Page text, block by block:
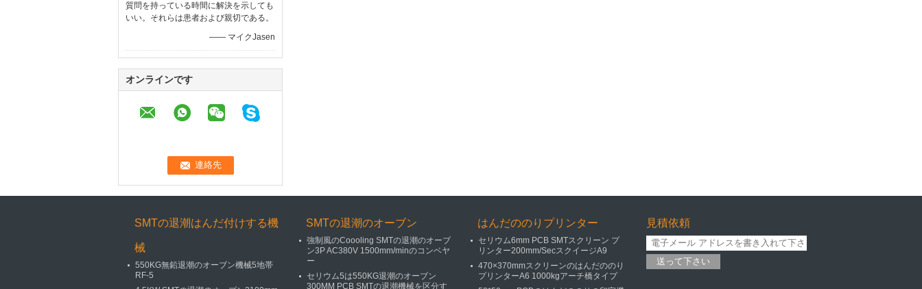
質問を持っている時間に解決を示しても
いい。それらは患者および親切である。
—— マイクJasen
オンラインです
SMTの退潮はんだ付けする機
械
550KG無鉛退潮のオーブン機械5地帯
RF-5
SMTの退潮のオーブン
強制風のCoooling SMTの退潮のオーブ
ン3P AC380V 1500mm/minのコンベヤ
ー
セリウム5は550KG退潮のオーブン
300MM PCB SMTの退潮機械を区分す
はんだののりプリンター
セリウム6mm PCB SMTスクリーン プ
リンター200mm/SecスクイージA9
470×370mmスクリーンのはんだののり
プリンターA6 1000kgアーチ橋タイプ
見積依頼
送って下さい